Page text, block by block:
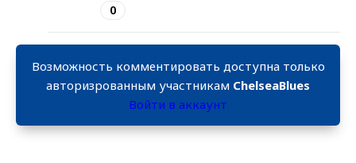
0
Возможность комментировать доступна только
авторизрованным участникам ChelseaBlues
Войти в аккаунт